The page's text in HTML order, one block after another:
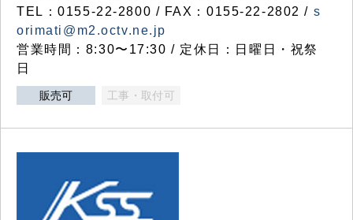
TEL：0155-22-2800 / FAX：0155-22-2802 / s
orimati@m2.octv.ne.jp
営業時間：8:30〜17:30 / 定休日：日曜日・祝祭
日
販売可 工事・取付可